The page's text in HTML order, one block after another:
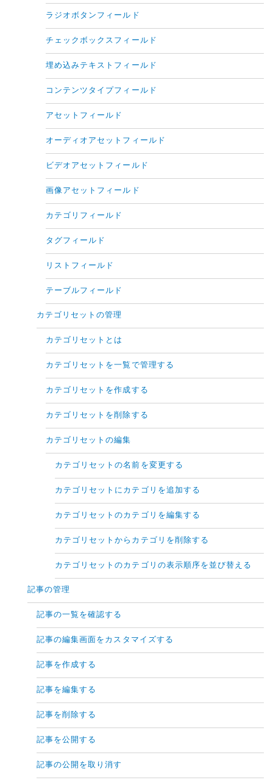
ラジオボタンフィールド
チェックボックスフィールド
埋め込みテキストフィールド
コンテンツタイプフィールド
アセットフィールド
オーディオアセットフィールド
ビデオアセットフィールド
画像アセットフィールド
カテゴリフィールド
タグフィールド
リストフィールド
テーブルフィールド
カテゴリセットの管理
カテゴリセットとは
カテゴリセットを一覧で管理する
カテゴリセットを作成する
カテゴリセットを削除する
カテゴリセットの編集
カテゴリセットの名前を変更する
カテゴリセットにカテゴリを追加する
カテゴリセットのカテゴリを編集する
カテゴリセットからカテゴリを削除する
カテゴリセットのカテゴリの表示順序を並び替える
記事の管理
記事の一覧を確認する
記事の編集画面をカスタマイズする
記事を作成する
記事を編集する
記事を削除する
記事を公開する
記事の公開を取り消す